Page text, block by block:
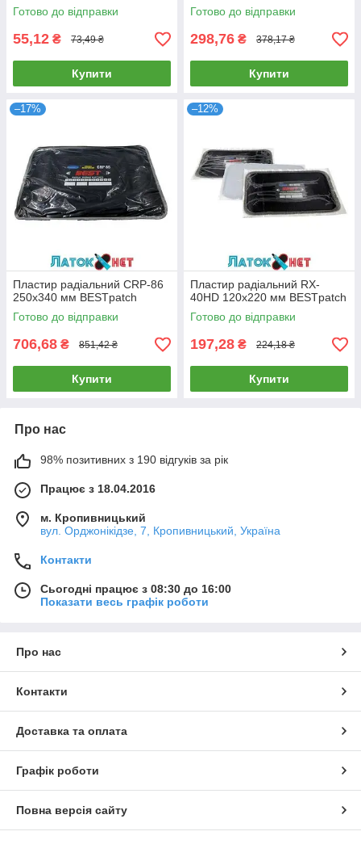
Готово до відправки
55,12 ₴ 73,49 ₴
Купити
Готово до відправки
298,76 ₴ 378,17 ₴
Купити
–17%
Пластир радіальний CRP-86
250х340 мм BESTpatch
Готово до відправки
706,68 ₴ 851,42 ₴
Купити
–12%
Пластир радіальний RX-
40HD 120х220 мм BESTpatch
Готово до відправки
197,28 ₴ 224,18 ₴
Купити
Про нас
98% позитивних з 190 відгуків за рік
Працює з 18.04.2016
м. Кропивницький
вул. Орджонікідзе, 7, Кропивницький, Україна
Контакти
Сьогодні працює з 08:30 до 16:00
Показати весь графік роботи
Про нас
Контакти
Доставка та оплата
Графік роботи
Повна версія сайту